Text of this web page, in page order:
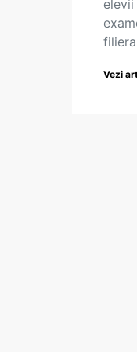
Vezi